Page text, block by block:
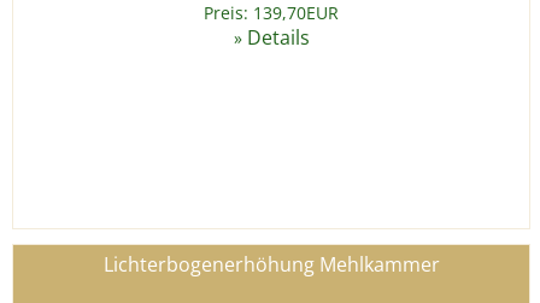
Preis: 139,70EUR
» Details
Lichterbogenerhöhung Mehlkammer